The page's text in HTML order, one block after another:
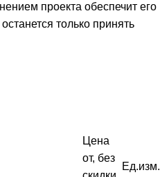
проекта обеспечит его
только принять
Цена
от, без
Ед.изм.